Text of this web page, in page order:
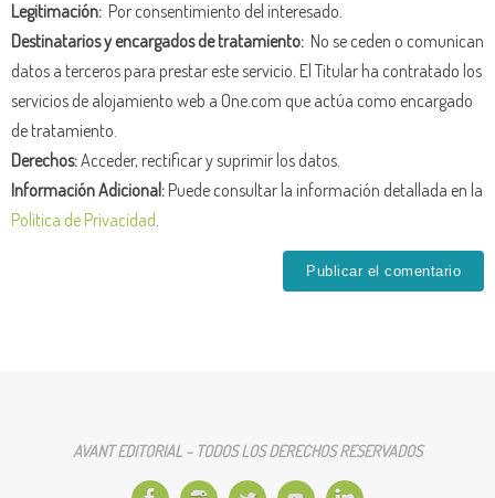
Legitimación: Por consentimiento del interesado.
Destinatarios y encargados de tratamiento: No se ceden o comunican
datos a terceros para prestar este servicio. El Titular ha contratado los
servicios de alojamiento web a One.com que actúa como encargado
de tratamiento.
Derechos:Acceder, rectificar y suprimir los datos.
Información Adicional:Puede consultar la información detallada en la
Política de Privacidad
AVANT EDITORIAL - TODOS LOS DERECHOS RESERVADOS